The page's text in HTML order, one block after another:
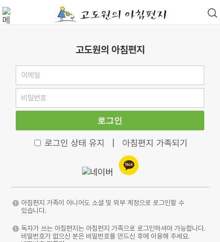
고도원의 아침편지
로그인
로그인 상태 유지 아침편지 가족되기
아침편지 가족이 아니어도 소셜 및 외부 계정으로 로그인할 수
있습니다.
독자가 쓰는 아침편지는 아침편지 가족으로 로그인하셔야 가능합니다.
비밀번호가 없으신 분은 비밀번호를 만드신 후에 이용해 주세요.